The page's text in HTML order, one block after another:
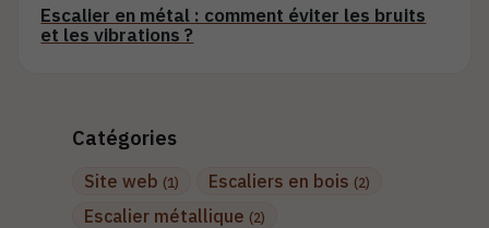
Catégories
Site web (1) Escaliers en bois (2)
Escalier métallique (2)
Escalier en métal : comment éviter les bruits
et les vibrations ?